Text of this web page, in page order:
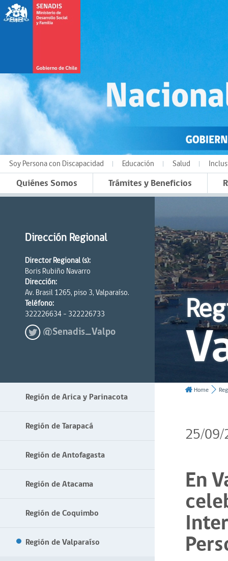
Soy Persona con Discapacidad Educación Salud
Quiénes Somos Trámites y Beneficios
Dirección Regional
Director Regional (s):
Boris Rubiño Navarro
Dirección:
Av. Brasil 1265, piso 3, Valparaíso.
Teléfono:
322226634 - 322226733
@Senadis_Valpo
Región de Arica y Parinacota
Región de Tarapacá
Región de Antofagasta
Región de Atacama
Región de Coquimbo
Región de Valparaíso
Home
25/
En